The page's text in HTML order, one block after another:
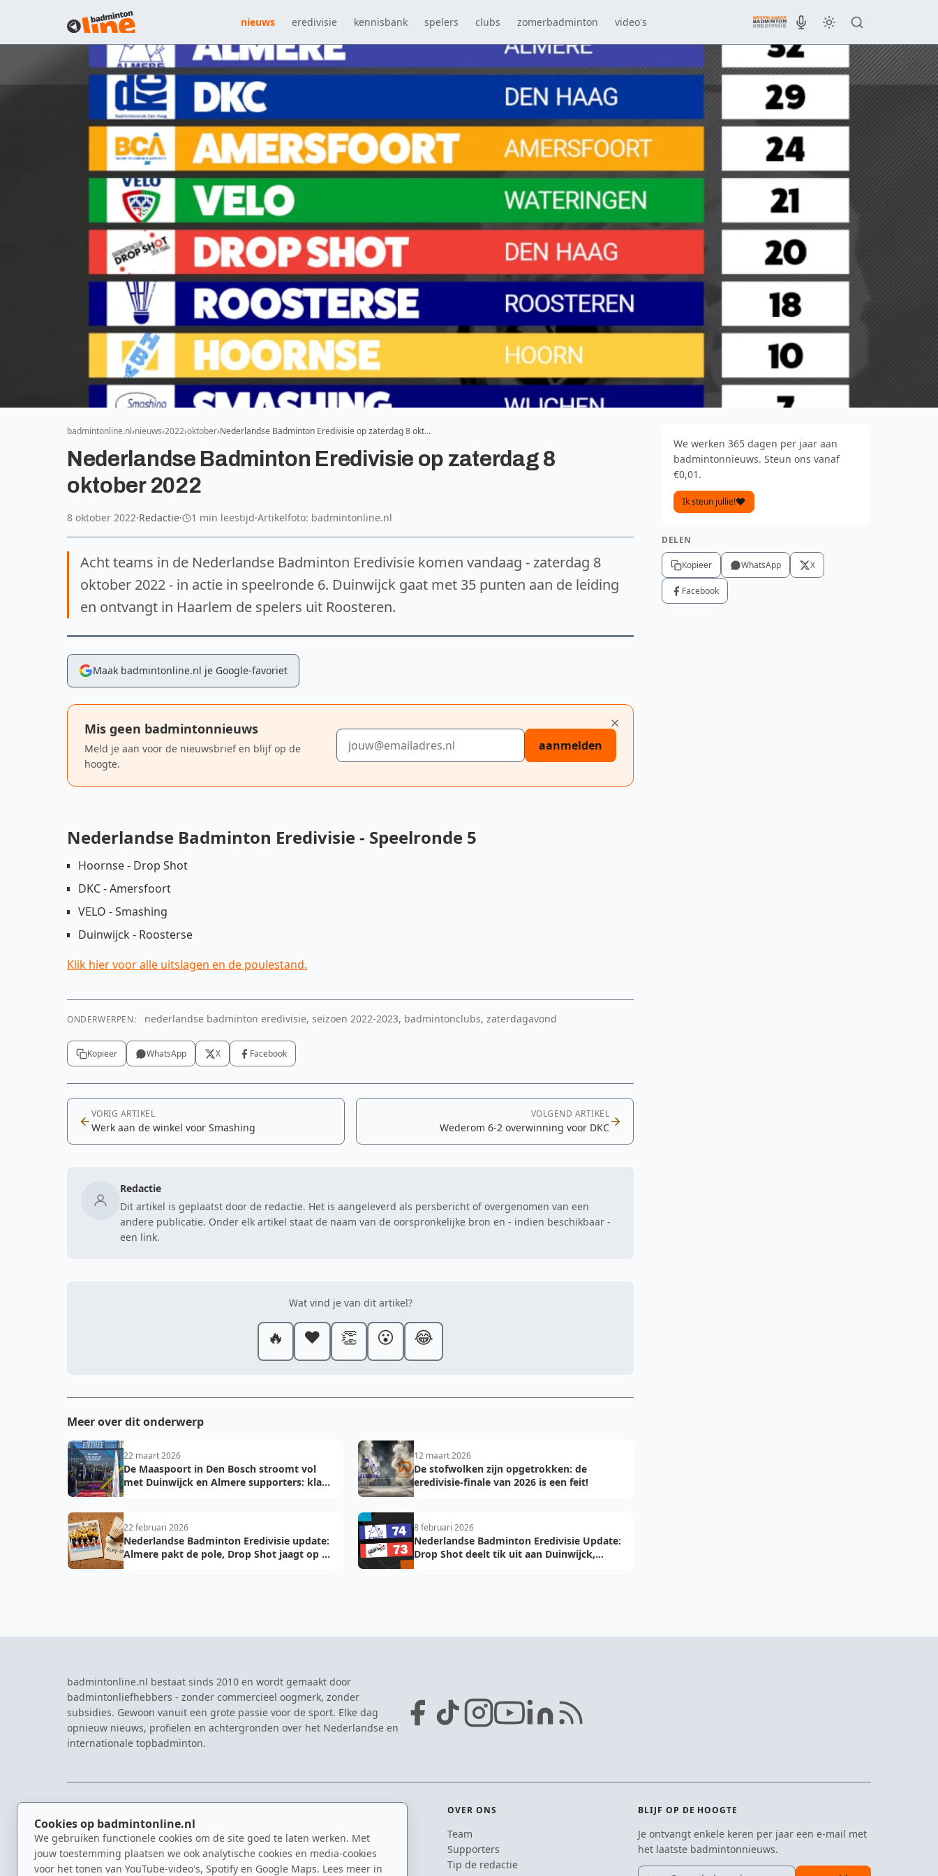
Cookies op badmintonline.nl
We gebruiken functionele cookies om de site goed te laten werken. Met
jouw toestemming plaatsen we ook analytische cookies en media-cookies
voor het tonen van YouTube-video's, Spotify en Google Maps. Lees meer in
nieuws eredivisie kennisbank spelers clubs zomerbadminton video's
badmintonline.nl nieuws 2022 oktober Nederlandse Badminton Eredivisie op zaterdag 8 okt…
Nederlandse Badminton Eredivisie op zaterdag 8
oktober 2022
8 oktober 2022·Redactie· 1 min leestijd·Artikelfoto: badmintonline.nl
Acht teams in de Nederlandse Badminton Eredivisie komen vandaag - zaterdag 8
oktober 2022 - in actie in speelronde 6. Duinwijck gaat met 35 punten aan de leiding
en ontvangt in Haarlem de spelers uit Roosteren.
Maak badmintonline.nl je Google-favoriet
Mis geen badmintonnieuws
Meld je aan voor de nieuwsbrief en blijf op de
hoogte.
E-mailadres
aanmelden
Nederlandse Badminton Eredivisie - Speelronde 5
Hoornse - Drop Shot
DKC - Amersfoort
VELO - Smashing
Duinwijck - Roosterse
Klik hier voor alle uitslagen en de poulestand.
ONDERWERPEN: nederlandse badminton eredivisie, seizoen 2022-2023, badmintonclubs, zaterdagavond
Kopieer WhatsApp X Facebook
VORIG ARTIKEL
Werk aan de winkel voor Smashing
VOLGEND ARTIKEL
Wederom 6-2 overwinning voor DKC
Redactie
Dit artikel is geplaatst door de redactie. Het is aangeleverd als persbericht of overgenomen van een
andere publicatie. Onder elk artikel staat de naam van de oorspronkelijke bron en - indien beschikbaar -
een link.
Wat vind je van dit artikel?
🔥 ❤️ 👏 😮 😂
Meer over dit onderwerp
22 maart 2026
De Maaspoort in Den Bosch stroomt vol
met Duinwijck en Almere supporters: klaar
12 maart 2026
De stofwolken zijn opgetrokken: de
eredivisie-finale van 2026 is een feit!
22 februari 2026
Nederlandse Badminton Eredivisie update:
Almere pakt de pole, Drop Shot jaagt op de
8 februari 2026
Nederlandse Badminton Eredivisie Update:
Drop Shot deelt tik uit aan Duinwijck,
We werken 365 dagen per jaar aan
badmintonnieuws. Steun ons vanaf
€0,01.
Ik steun jullie!
DELEN
Kopieer WhatsApp X
Facebook
badmintonline.nl bestaat sinds 2010 en wordt gemaakt door
badmintonliefhebbers - zonder commercieel oogmerk, zonder
subsidies. Gewoon vanuit een grote passie voor de sport. Elke dag
opnieuw nieuws, profielen en achtergronden over het Nederlandse en
internationale topbadminton.
Nieuws
Kennisbank
Spelers
Eredivisie
NK Badminton
Dutch Open
OVER ONS
Team
Supporters
Tip de redactie
BLIJF OP DE HOOGTE
Je ontvangt enkele keren per jaar een e-mail met
het laatste badmintonnieuws.
E-mailadres